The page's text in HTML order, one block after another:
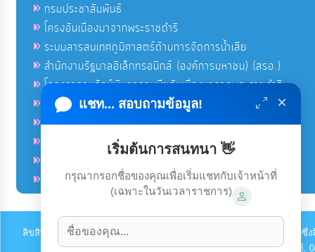
กรมประชาสัมพันธ์
โครงอันเนื่องมาจากพระราชดำริ
ระบบสารสนเทศภูมิศาสตร์ด้านการจัดการน้ำเสีย
สำนักงานรัฐบาลอิเล็กทรอนิกส์ (องค์การมหาชน) (สรอ.)
โครงการอนุรักษ์พันธุกรรมพืชอันเนื่องมาจากพระราชดำริ
คลังข่าวมหาไทย
คู่มือตาม พ.ร.บ.อำนวยความสดวกฯ
ฐานข้อมูลหน่วยงานภาครัฐ (INFO)
ศูนย์อำนวยการบริหารจังหวัดชายแดนภาคใต้ ศอ.บต.
ลิขสิทธิ์ © 2022-2023 องค์การบริหารส่วนตำบลหนองหัวช้าง ขอสงวนไว้
826079 แฟกซ์.
แชท... สอบถามข้อมูล! ×
เริ่มต้นการสนทนา 👋
กรุณากรอกชื่อของคุณเพื่อเริ่มแชทกับเจ้าหน้าที่
(เฉพาะในวันเวลาราชการ)